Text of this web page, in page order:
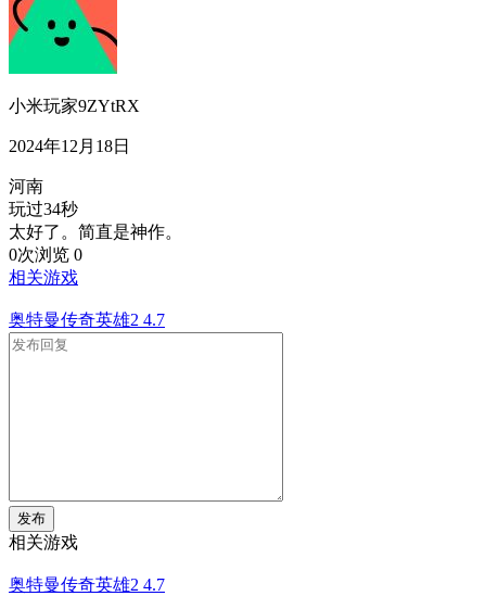
小米玩家9ZYtRX
2024年12月18日
河南
玩过34秒
太好了。简直是神作。
0次浏览 0
相关游戏
奥特曼传奇英雄2 4.7
发布
相关游戏
奥特曼传奇英雄2 4.7